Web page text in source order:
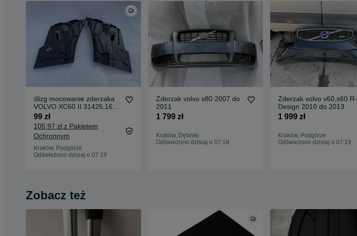
ślizg mocowanie zderzaka
VOLVO XC60 II 31425,161
31425,162
99 zł
105,97 zł z Pakietem
Ochronnym
Kraków, Podgórze
Odświeżono dzisiaj o 07:19
Zderzak volvo s80 2007 do
2011
1 799 zł
Kraków, Dębniki
Odświeżono dzisiaj o 07:19
Zderzak volvo v60,s60 R-
Design 2010 do 2013
1 999 zł
Kraków, Podgórze
Odświeżono dzisiaj o 07:19
Zobacz też